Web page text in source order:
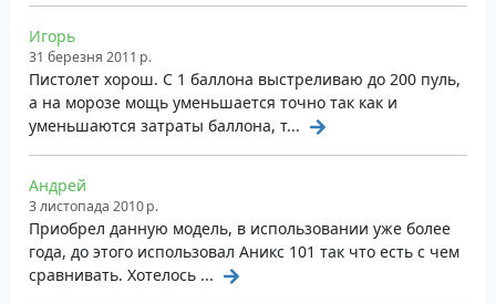
Elite II
Пневматичний пістолет Beretta Elite II з
магазином
Окуляри для стрільби з жовтим склом
Игорь
31 березня 2011 р.
Пистолет хорош. С 1 баллона выстреливаю до 200 пуль,
а на морозе мощь уменьшается точно так как и
уменьшаются затраты баллона, т...
Андрей
3 листопада 2010 р.
Приобрел данную модель, в использовании уже более
года, до этого использовал Аникс 101 так что есть с чем
сравнивать. Хотелось ...